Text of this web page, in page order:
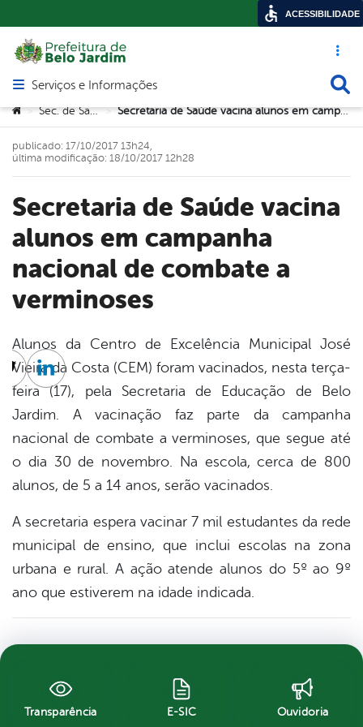
Acesso
Abrir menu principal de navegação
Serviços e Informações
Você está aqui:
> Sec. de Saúde > Secretaria de Saúde vacina alunos em campanha nacional de combate a verminoses
Secretaria de Saúde vacina
alunos em campanha
nacional de combate a
verminoses
publicado: 17/10/2017 13h24,
última modificação: 18/10/2017 12h28
Alunos da Centro de Excelência Municipal José
Vieira da Costa (CEM) foram vacinados, nesta terça-
feira (17), pela Secretaria de Educação de Belo
Jardim. A vacinação faz parte da campanha
nacional de combate a verminoses, que segue até
o dia 30 de novembro. Na escola, cerca de 800
alunos, de 5 a 14 anos, serão vacinados.
A secretaria espera vacinar 7 mil estudantes da rede
municipal de ensino, que inclui escolas na zona
urbana e rural. A ação atende alunos do 5º ao 9º
ano que estiverem na idade indicada.
TwitterLinkedin
Transparência E-SIC Ouvidoria
ACESSIBILIDADE